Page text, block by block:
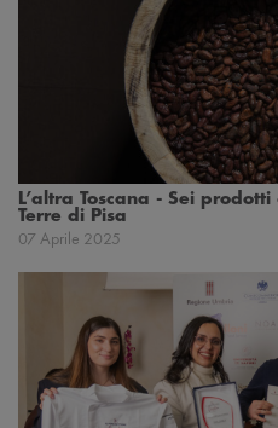
L’altra Toscana - Sei
Terre di Pisa
07 Aprile 2025